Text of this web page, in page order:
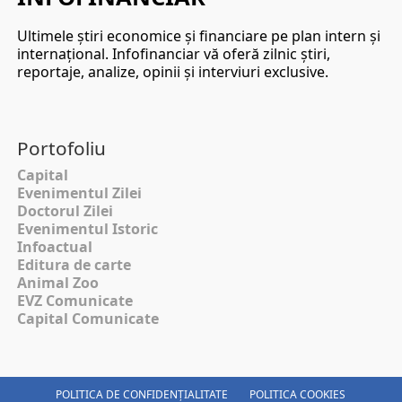
Ultimele ştiri economice şi financiare pe plan intern şi
internaţional. Infofinanciar vă oferă zilnic ştiri,
reportaje, analize, opinii şi interviuri exclusive.
Portofoliu
Capital
Evenimentul Zilei
Doctorul Zilei
Evenimentul Istoric
Infoactual
Editura de carte
Animal Zoo
EVZ Comunicate
Capital Comunicate
POLITICA DE CONFIDENȚIALITATE POLITICA COOKIES